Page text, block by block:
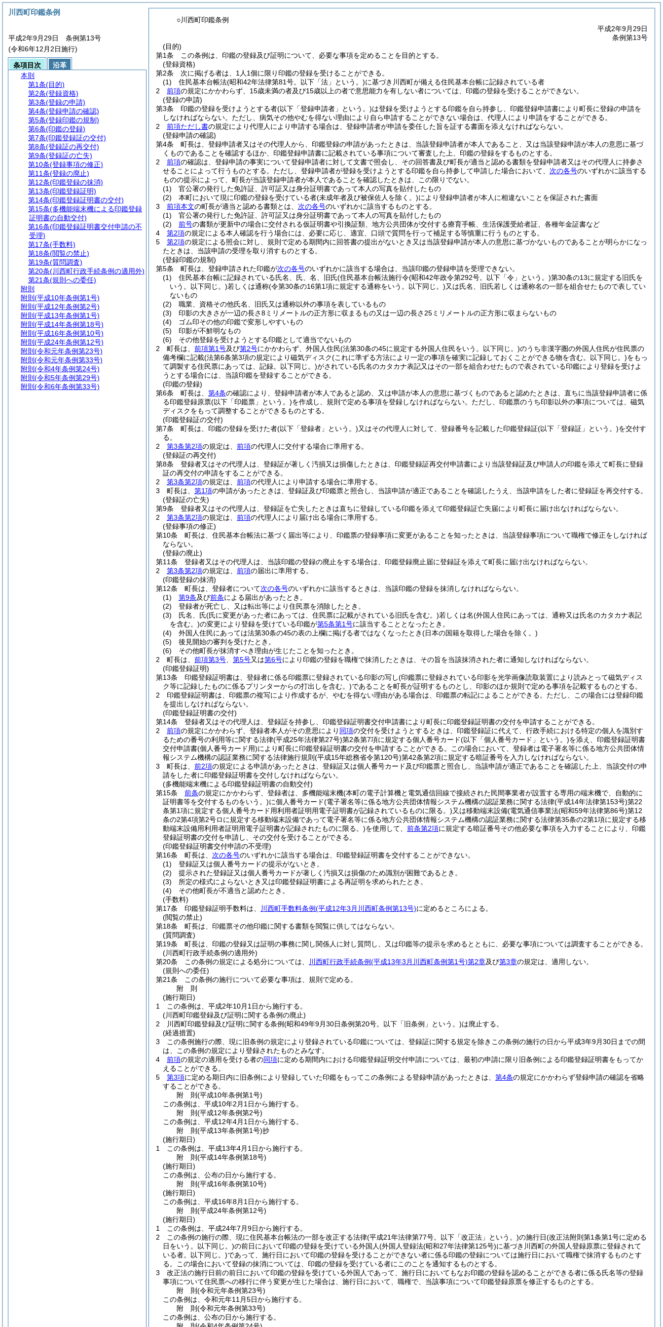
○川西町印鑑条例
平成2年9月29日
条例第13号
(目的)
第1条
この条例は、印鑑の登録及び証明について、必要な事項を定めることを目的とする。
(登録資格)
第2条
次に掲げる者は、1人1個に限り印鑑の登録を受けることができる。
(1)
住民基本台帳法(昭和42年法律第81号。以下「法」という。)に基づき川西町が備える住民基本台帳に記録されている者
2
前項の規定にかかわらず、15歳未満の者及び15歳以上の者で意思能力を有しない者については、印鑑の登録を受けることができない。
(登録の申請)
第3条
印鑑の登録を受けようとする者(以下「登録申請者」という。)は登録を受けようとする印鑑を自ら持参し、印鑑登録申請書により町長に登録の申請を
しなければならない。 ただし、病気その他やむを得ない理由により自ら申請することができない場合は、代理人により申請をすることができる。
2
前項ただし書の規定により代理人により申請する場合は、登録申請者が申請を委任した旨を証する書面を添えなければならない。
(登録申請の確認)
第4条
町長は、登録申請者又はその代理人から、印鑑登録の申請があったときは、当該登録申請者が本人であること、又は当該登録申請が本人の意思に基づ
くものであることを確認するほか、印鑑登録申請書に記載されている事項について審査した上、印鑑の登録をするものとする。
2
前項の確認は、登録申請の事実について登録申請者に対して文書で照会し、その回答書及び町長が適当と認める書類を登録申請者又はその代理人に持参さ
せることによって行うものとする。 ただし、登録申請者が登録を受けようとする印鑑を自ら持参して申請した場合において、 次の各号のいずれかに該当する
ものの提示によって、町長が当該登録申請者が本人であることを確認したときは、この限りでない。
(1)
官公署の発行した免許証、許可証又は身分証明書であって本人の写真を貼付したもの
(2)
本町において現に印鑑の登録を受けている者(未成年者及び被保佐人を除く。)により登録申請者が本人に相違ないことを保証された書面
3
前項本文の町長が適当と認める書類とは、 次の各号のいずれかに該当するものとする。
(1)
官公署の発行した免許証、許可証又は身分証明書であって本人の写真を貼付したもの
(2)
前号の書類が更新中の場合に交付される仮証明書や引換証類、地方公共団体が交付する療育手帳、生活保護受給者証、各種年金証書など
4
第2項の規定による本人確認を行う場合には、必要に応じ、適宜、口頭で質問を行って補足する等慎重に行うものとする。
5
第2項の規定による照会に対し、規則で定める期間内に回答書の提出がないとき又は当該登録申請が本人の意思に基づかないものであることが明らかになっ
たときは、当該申請の受理を取り消すものとする。
(登録印鑑の規制)
第5条
町長は、登録申請された印鑑が次の各号のいずれかに該当する場合は、当該印鑑の登録申請を受理できない。
(1)
住民基本台帳に記録されている氏名、氏、名、旧氏(住民基本台帳法施行令(昭和42年政令第292号。以下「令」という。)第30条の13に規定する旧氏を
いう。以下同じ。)若しくは通称(令第30条の16第1項に規定する通称をいう。以下同じ。)又は氏名、旧氏若しくは通称名の一部を組合せたもので表してい
ないもの
(2)
職業、資格その他氏名、旧氏又は通称以外の事項を表しているもの
(3)
印影の大きさが一辺の長さ8ミリメートルの正方形に収まるもの又は一辺の長さ25ミリメートルの正方形に収まらないもの
(4)
ゴム印その他の印鑑で変形しやすいもの
(5)
印影が不鮮明なもの
(6)
その他登録を受けようとする印鑑として適当でないもの
2
町長は、 前項第1号及び第2号にかかわらず、外国人住民(法第30条の45に規定する外国人住民をいう。以下同じ。)のうち非漢字圏の外国人住民が住民票の
備考欄に記載(法第6条第3項の規定により磁気ディスク(これに準ずる方法により一定の事項を確実に記録しておくことができる物を含む。以下同じ。)をもっ
て調製する住民票にあっては、記録。以下同じ。)がされている氏名のカタカナ表記又はその一部を組合わせたもので表されている印鑑により登録を受けよ
うとする場合には、当該印鑑を登録することができる。
(印鑑の登録)
第6条
町長は、 第4条の確認により、登録申請者が本人であると認め、又は申請が本人の意思に基づくものであると認めたときは、直ちに当該登録申請者に係
る印鑑登録原票(以下「印鑑票」という。)を作成し、規則で定める事項を登録しなければならない。 ただし、印鑑票のうち印影以外の事項については、磁気
ディスクをもって調整することができるものとする。
(印鑑登録証の交付)
第7条
町長は、印鑑の登録を受けた者(以下「登録者」という。)又はその代理人に対して、登録番号を記載した印鑑登録証(以下「登録証」という。)を交付す
る。
2
第3条第2項の規定は、 前項の代理人に交付する場合に準用する。
(登録証の再交付)
第8条
登録者又はその代理人は、登録証が著しく汚損又は損傷したときは、印鑑登録証再交付申請書により当該登録証及び申請人の印鑑を添えて町長に登録
証の再交付の申請をすることができる。
2
第3条第2項の規定は、 前項の代理人により申請する場合に準用する。
3
町長は、 第1項の申請があったときは、登録証及び印鑑票と照合し、当該申請が適正であることを確認したうえ、当該申請をした者に登録証を再交付する。
(登録証の亡失)
第9条
登録者又はその代理人は、登録証を亡失したときは直ちに登録している印鑑を添えて印鑑登録証亡失届により町長に届け出なければならない。
2
第3条第2項の規定は、 前項の代理人により届け出る場合に準用する。
(登録事項の修正)
第10条
町長は、住民基本台帳法に基づく届出等により、印鑑票の登録事項に変更があることを知ったときは、当該登録事項について職権で修正をしなければ
ならない。
(登録の廃止)
第11条
登録者又はその代理人は、当該印鑑の登録の廃止をする場合は、印鑑登録廃止届に登録証を添えて町長に届け出なければならない。
2
第3条第2項の規定は、 前項の届出に準用する。
(印鑑登録の抹消)
第12条
町長は、登録者について次の各号のいずれかに該当するときは、当該印鑑の登録を抹消しなければならない。
(1)
第9条及び前条による届出があったとき。
(2)
登録者が死亡し、又は転出等により住民票を消除したとき。
(3)
氏名、氏(氏に変更があった者にあっては、住民票に記載がされている旧氏を含む。)若しくは名(外国人住民にあっては、通称又は氏名のカタカナ表記
を含む。)の変更により登録を受けている印鑑が第5条第1号に該当することとなったとき。
(4)
外国人住民にあっては法第30条の45の表の上欄に掲げる者ではなくなったとき(日本の国籍を取得した場合を除く。)
(5)
後見開始の審判を受けたとき。
(6)
その他町長が抹消すべき理由が生じたことを知ったとき。
2
町長は、 前項第3号 第5号又は第6号により印鑑の登録を職権で抹消したときは、その旨を当該抹消された者に通知しなければならない。
(印鑑登録証明)
第13条
印鑑登録証明書は、登録者に係る印鑑票に登録されている印影の写し(印鑑票に登録されている印影を光学画像読取装置により読みとって磁気ディス
ク等に記録したものに係るプリンターからの打出しを含む。)であることを町長が証明するものとし、印影のほか規則で定める事項を記載するものとする。
2
印鑑登録証明書は、印鑑票の複写により作成するが、やむを得ない理由がある場合は、印鑑票の転記によることができる。 ただし、この場合には登録印鑑
を提出しなければならない。
(印鑑登録証明書の交付)
第14条
登録者又はその代理人は、登録証を持参し、印鑑登録証明書交付申請書により町長に印鑑登録証明書の交付を申請することができる。
2
前項の規定にかかわらず、登録者本人がその意思により 同項の交付を受けようとするときは、印鑑登録証に代えて、行政手続における特定の個人を識別す
るための番号の利用等に関する法律(平成25年法律第27号)第2条第7項に規定する個人番号カード(以下「個人番号カード」という。)を添え、印鑑登録証明書
交付申請書(個人番号カード用)により町長に印鑑登録証明書の交付を申請することができる。
この場合において、登録者は電子署名等に係る地方公共団体情
報システム機構の認証業務に関する法律施行規則 (平成15年総務省令第120号)第42条第2項に規定する暗証番号を入力しなければならない。
3
町長は、 前2項の規定による申請があったときは、登録証又は個人番号カード及び印鑑票と照合し、当該申請が適正であることを確認した上、当該交付の申
請をした者に印鑑登録証明書を交付しなければならない。
(多機能端末機による印鑑登録証明書の自動交付)
第15条
前条の規定にかかわらず、登録者は、多機能端末機(本町の電子計算機と電気通信回線で接続された民間事業者が設置する専用の端末機で、自動的に
証明書等を交付するものをいう。)に個人番号カード(電子署名等に係る地方公共団体情報システム機構の認証業務に関する法律(平成14年法律第153号)第22
条第1項に規定する個人番号カード用利用者証明用電子証明書が記録されているものに限る。)又は移動端末設備(電気通信事業法(昭和59年法律第86号)第12
条の2第4項第2号ロに規定する移動端末設備であって電子署名等に係る地方公共団体情報システム機構の認証業務に関する法律第35条の2第1項に規定する移
動端末設備用利用者証明用電子証明書が記録されたものに限る。)を使用して、 前条第2項に規定する暗証番号その他必要な事項を入力することにより、印鑑
登録証明書の交付を申請し、その交付を受けることができる。
(印鑑登録証明書交付申請の不受理)
第16条
町長は、 次の各号のいずれかに該当する場合は、印鑑登録証明書を交付することができない。
(1)
登録証又は個人番号カードの提示がないとき。
(2)
提示された登録証又は個人番号カードが著しく汚損又は損傷のため識別が困難であるとき。
(3)
所定の様式によらないとき又は印鑑登録証明書による再証明を求められたとき。
(4)
その他町長が不適当と認めたとき。
(手数料)
第17条
印鑑登録証明手数料は、 川西町手数料条例(平成12年3月川西町条例第13号)に定めるところによる。
(閲覧の禁止)
第18条
町長は、印鑑票その他印鑑に関する書類を閲覧に供してはならない。
(質問調査)
第19条
町長は、印鑑の登録又は証明の事務に関し関係人に対し質問し、又は印鑑等の提示を求めるとともに、必要な事項については調査することができる。
(川西町行政手続条例の適用外)
第20条
この条例の規定による処分については、 川西町行政手続条例(平成13年3月川西町条例第1号)第2章及び第3章の規定は、適用しない。
(規則への委任)
第21条
この条例の施行について必要な事項は、規則で定める。
附 則
(施行期日)
1
この条例は、平成2年10月1日から施行する。
(川西町印鑑登録及び証明に関する条例の廃止)
2
川西町印鑑登録及び証明に関する条例(昭和49年9月30日条例第20号。以下「旧条例」という。)は廃止する。
(経過措置)
3
この条例施行の際、現に旧条例の規定により登録されている印鑑については、登録証に関する規定を除きこの条例の施行の日から平成3年9月30日までの間
は、この条例の規定により登録されたものとみなす。
4
前項の規定の適用を受ける者の同項に定める期間内における印鑑登録証明交付申請については、最初の申請に限り旧条例による印鑑登録証明書をもってか
えることができる。
5
第3項に定める期日内に旧条例により登録していた印鑑をもってこの条例による登録申請があったときは、 第4条の規定にかかわらず登録申請の確認を省略
することができる。
附 則(平成10年条例第1号)
この条例は、平成10年2月1日から施行する。
附 則(平成12年条例第2号)
この条例は、平成12年4月1日から施行する。
附 則(平成13年条例第1号)抄
(施行期日)
1
この条例は、平成13年4月1日から施行する。
附 則(平成14年条例第18号)
(施行期日)
この条例は、公布の日から施行する。
附 則(平成16年条例第10号)
(施行期日)
この条例は、平成16年8月1日から施行する。
附 則(平成24年条例第12号)
(施行期日)
1
この条例は、平成24年7月9日から施行する。
2
この条例の施行の際、現に住民基本台帳法の一部を改正する法律(平成21年法律第77号。以下「改正法」という。)の施行日(改正法附則第1条第1号に定める
日をいう。以下同じ。)の前日において印鑑の登録を受けている外国人(外国人登録法(昭和27年法律第125号)に基づき川西町の外国人登録原票に登録されて
いる者。以下同じ。)であって、施行日において印鑑の登録を受けることができない者に係る印鑑の登録については施行日において職権で抹消するものとす
る。
この場合において登録の抹消については、印鑑の登録を受けている者にこのことを通知するものとする。
3
改正法の施行日前の前日において印鑑の登録を受けている外国人であって、施行日においてもなお印鑑の登録を認めることができる者に係る氏名等の登録
事項について住民票への移行に伴う変更が生じた場合は、施行日において、職権で、当該事項について印鑑登録原票を修正するものとする。
附 則(令和元年条例第23号)
この条例は、令和元年11月5日から施行する。
附 則(令和元年条例第33号)
この条例は、公布の日から施行する。
川西町印鑑条例
平成2年9月29日 条例第13号
(令和6年12月2日施行)
条項目次
沿革
本則
第1条(目的)
第2条(登録資格)
第3条(登録の申請)
第4条(登録申請の確認)
第5条(登録印鑑の規制)
第6条(印鑑の登録)
第7条(印鑑登録証の交付)
第8条(登録証の再交付)
第9条(登録証の亡失)
第10条(登録事項の修正)
第11条(登録の廃止)
第12条(印鑑登録の抹消)
第13条(印鑑登録証明)
第14条(印鑑登録証明書の交付)
第15条(多機能端末機による印鑑登録
証明書の自動交付)
第16条(印鑑登録証明書交付申請の不
受理)
第17条(手数料)
第18条(閲覧の禁止)
第19条(質問調査)
第20条(川西町行政手続条例の適用外)
第21条(規則への委任)
附則
附則 (平成10年条例第1号)
附則 (平成12年条例第2号)
附則 (平成13年条例第1号)
附則 (平成14年条例第18号)
附則 (平成16年条例第10号)
附則 (平成24年条例第12号)
附則 (令和元年条例第23号)
附則 (令和元年条例第33号)
附則 (令和4年条例第24号)
附則 (令和5年条例第29号)
附則 (令和6年条例第33号)